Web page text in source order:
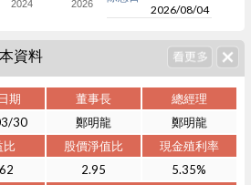
2024 2026
2026/08/04
資料
期 董事長
總經理
30 鄭明龍
鄭明龍
比 股價淨值比
現金殖利率
2.95
5.35%